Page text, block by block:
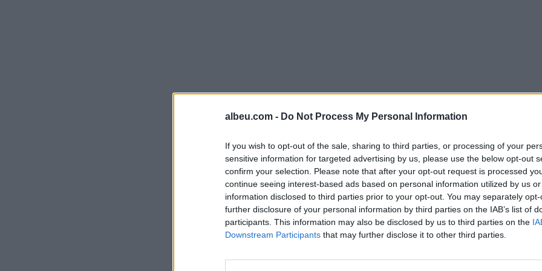
albeu.com - Do Not Process My Personal Information
If you wish to opt-out of the sale, sharing to third parties, or processing of your
sensitive information for targeted advertising by us, please use the below opt-out
confirm your selection. Please note that after your opt-out request is processed
continue seeing interest-based ads based on personal information utilized by us
information disclosed to third parties prior to your opt-out. You may separately
further disclosure of your personal information by third parties on the IAB’s list of
participants. This information may also be disclosed by us to third parties on the
Downstream Participants that may further disclose it to other third parties.